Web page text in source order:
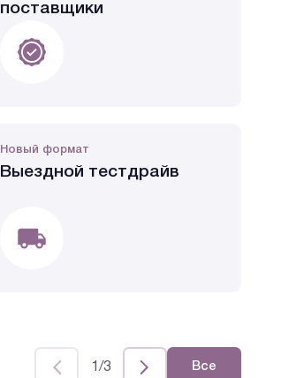
поставщики
Новый формат
Выездной тестдрайв
1/3 Все